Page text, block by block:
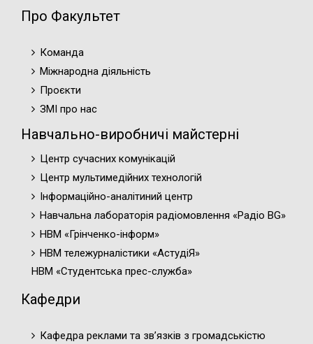
Про Факультет
Команда
Міжнародна діяльність
Проєкти
ЗМІ про нас
Навчально-виробничі майстерні
Центр сучасних комунікацій
Центр мультимедійних технологій
Інформаційно-аналітиний центр
Навчальна лабораторія радіомовлення «Радіо BG»
НВМ «Грінченко-інформ»
НВМ тележурналістики «АстудіЯ»
НВМ «Студентська прес-служба»
Кафедри
Кафедра реклами та зв’язків з громадськістю